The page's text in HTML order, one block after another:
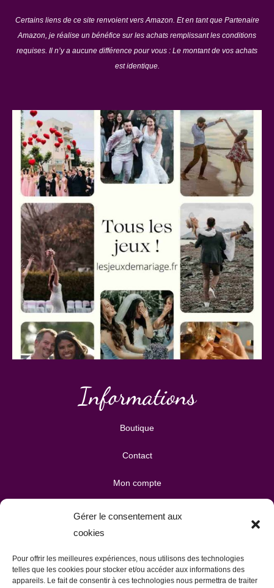
Gérer le consentement aux
cookies
Pour offrir les meilleures expériences, nous utilisons des technologies
telles que les cookies pour stocker et/ou accéder aux informations des
appareils. Le fait de consentir à ces technologies nous permettra de traiter
Certains liens de ce site renvoient vers Amazon. Et en tant que Partenaire
Amazon, je réalise un bénéfice sur les achats remplissant les conditions
requises. Il n’y a aucune différence pour vous : Le montant de vos achats
est identique.
Informations
Boutique
Contact
Mon compte
Mes téléchargements
Publicité & partenariats